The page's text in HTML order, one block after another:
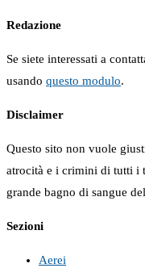
Redazione
Se siete interessati a
usando questo modulo.
Disclaimer
Questo sito non vuole
atrocità e i crimini di tutti i
grande bagno di sangue
Sezioni
Aerei